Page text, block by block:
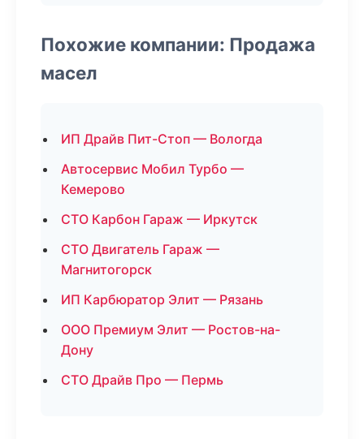
Похожие компании: Продажа
масел
ИП Драйв Пит-Стоп — Вологда
Автосервис Мобил Турбо —
Кемерово
СТО Карбон Гараж — Иркутск
СТО Двигатель Гараж —
Магнитогорск
ИП Карбюратор Элит — Рязань
ООО Премиум Элит — Ростов-на-
Дону
СТО Драйв Про — Пермь